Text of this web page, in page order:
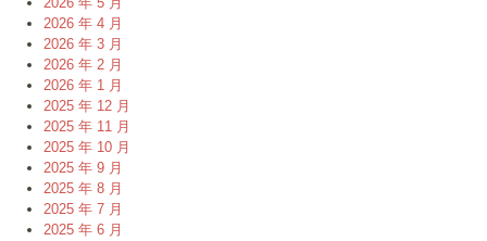
2026 年 4 月
2026 年 3 月
2026 年 2 月
2026 年 1 月
2025 年 12 月
2025 年 11 月
2025 年 10 月
2025 年 9 月
2025 年 8 月
2025 年 7 月
2025 年 6 月